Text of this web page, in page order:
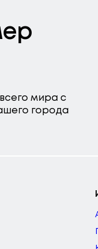
мира с
города